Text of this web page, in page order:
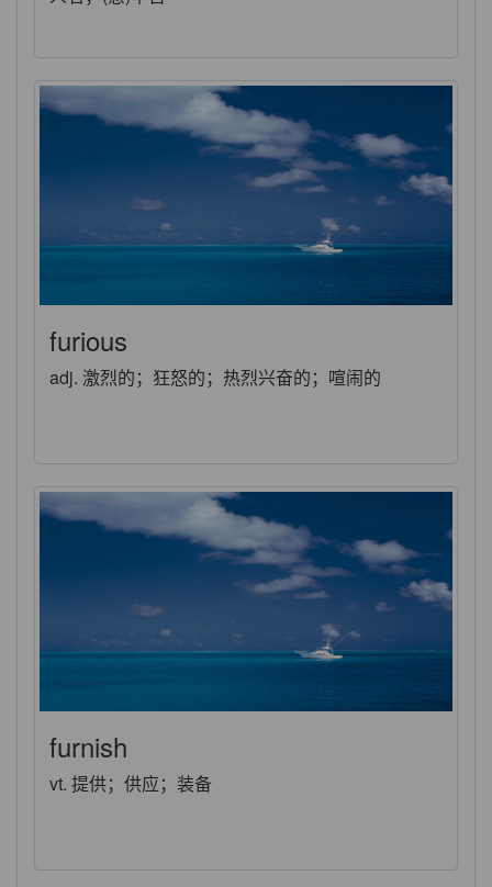
furious
adj. 激烈的；狂怒的；热烈兴奋的；喧闹的
furnish
vt. 提供；供应；装备